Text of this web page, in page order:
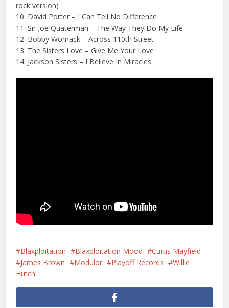
rock version)
10. David Porter – I Can Tell No Difference
11. Sir Joe Quaterman – The Way They Do My Life
12. Bobby Womack – Across 110th Street
13. The Sisters Love – Give Me Your Love
14. Jackson Sisters – I Believe In Miracles
Blaxploitation Blaxploitation Mood
Curtis Mayfield
James Brown
Modulor Playoff Records
Willie
Hutch